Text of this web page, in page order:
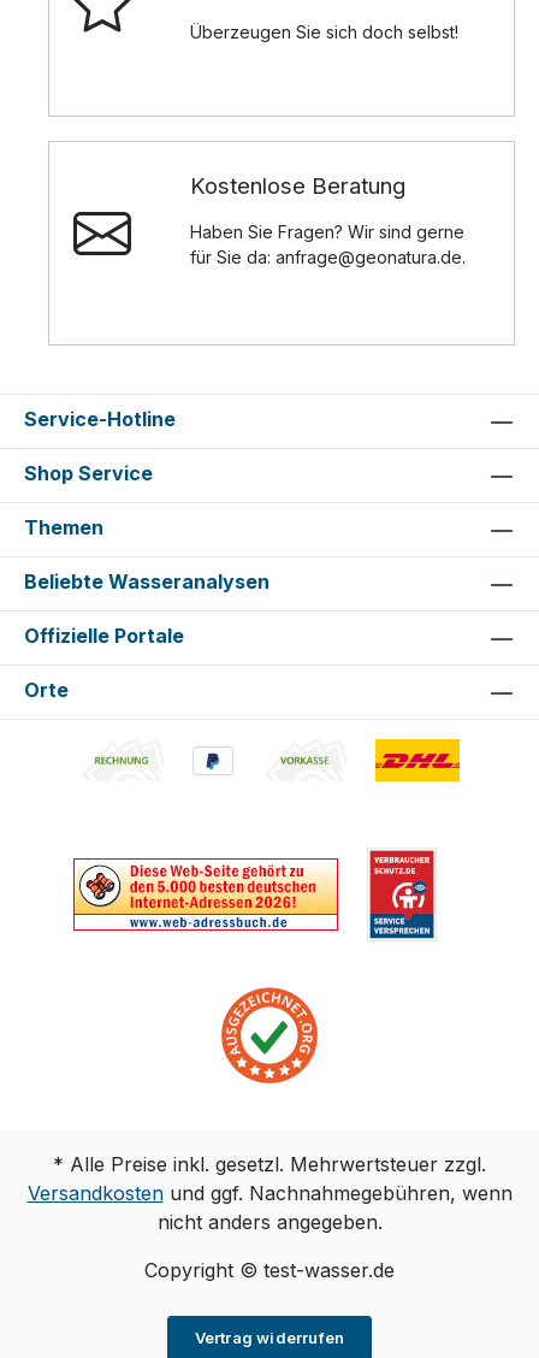
Überzeugen Sie sich doch selbst!
Kostenlose Beratung
Haben Sie Fragen? Wir sind gerne
für Sie da: anfrage@geonatura.de.
Service-Hotline
Shop Service
Themen
Beliebte Wasseranalysen
Offizielle Portale
Orte
* Alle Preise inkl. gesetzl. Mehrwertsteuer zzgl.
Versandkostenund ggf. Nachnahmegebühren, wenn
nicht anders angegeben.
Copyright © test-wasser.de
Vertrag widerrufen